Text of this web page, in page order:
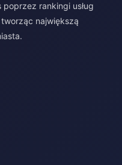
rankingi usług
największą